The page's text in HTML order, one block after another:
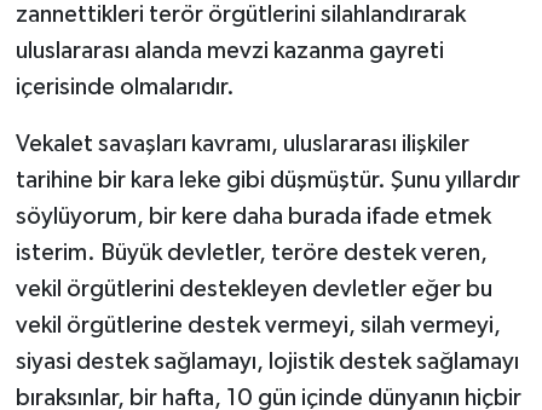
zannettikleri terör örgütlerini silahlandırarak
uluslararası alanda mevzi kazanma gayreti
içerisinde olmalarıdır.
Vekalet savaşları kavramı, uluslararası ilişkiler
tarihine bir kara leke gibi düşmüştür. Şunu yıllardır
söylüyorum, bir kere daha burada ifade etmek
isterim. Büyük devletler, teröre destek veren,
vekil örgütlerini destekleyen devletler eğer bu
vekil örgütlerine destek vermeyi, silah vermeyi,
siyasi destek sağlamayı, lojistik destek sağlamayı
bıraksınlar, bir hafta, 10 gün içinde dünyanın hiçbir